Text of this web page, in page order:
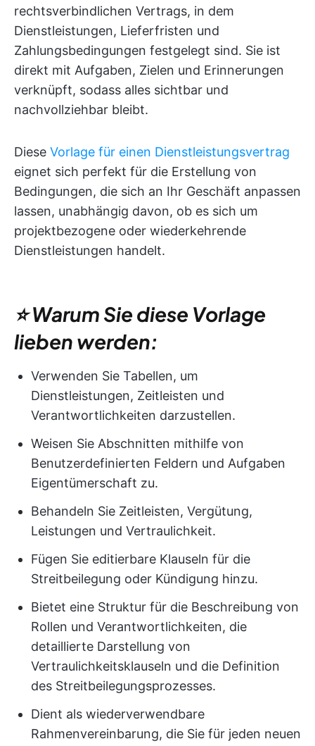
rechtsverbindlichen Vertrags, in dem
Dienstleistungen, Lieferfristen und
Zahlungsbedingungen festgelegt sind. Sie ist
direkt mit Aufgaben, Zielen und Erinnerungen
verknüpft, sodass alles sichtbar und
nachvollziehbar bleibt.
Diese Vorlage für einen Dienstleistungsvertrag
eignet sich perfekt für die Erstellung von
Bedingungen, die sich an Ihr Geschäft anpassen
lassen, unabhängig davon, ob es sich um
projektbezogene oder wiederkehrende
Dienstleistungen handelt.
⭐ Warum Sie diese Vorlage
lieben werden:
Verwenden Sie Tabellen, um
Dienstleistungen, Zeitleisten und
Verantwortlichkeiten darzustellen.
Weisen Sie Abschnitten mithilfe von
Benutzerdefinierten Feldern und Aufgaben
Eigentümerschaft zu.
Behandeln Sie Zeitleisten, Vergütung,
Leistungen und Vertraulichkeit.
Fügen Sie editierbare Klauseln für die
Streitbeilegung oder Kündigung hinzu.
Bietet eine Struktur für die Beschreibung von
Rollen und Verantwortlichkeiten, die
detaillierte Darstellung von
Vertraulichkeitsklauseln und die Definition
des Streitbeilegungsprozesses.
Dient als wiederverwendbare
Rahmenvereinbarung, die Sie für jeden neuen